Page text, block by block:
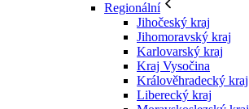
Regionální
Jihočeský kraj
Jihomoravský kraj
Karlovarský kraj
Kraj Vysočina
Králověhradecký kraj
Liberecký kraj